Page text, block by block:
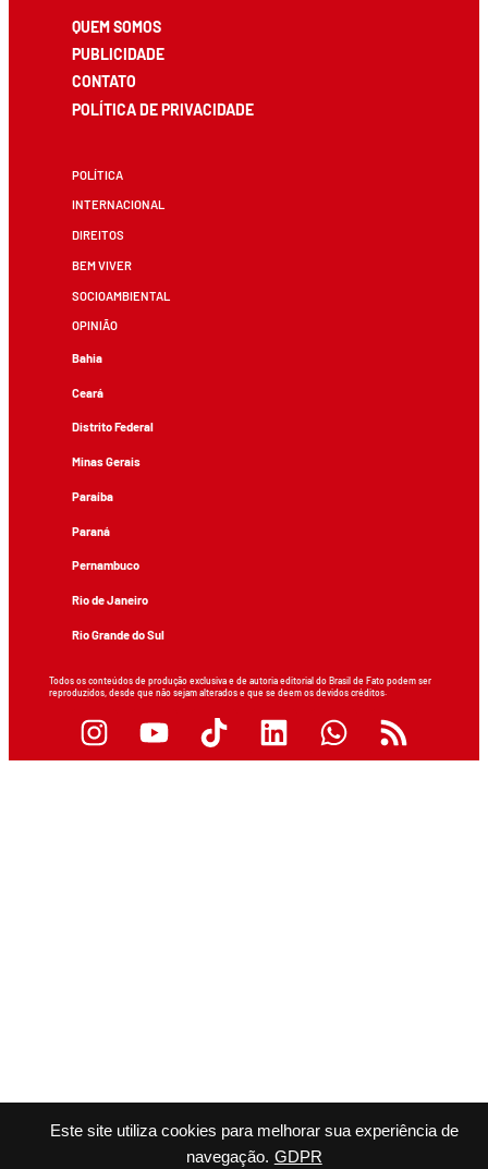
Este site utiliza cookies para melhorar sua experiência de
navegação. GDPR
QUEM SOMOS
PUBLICIDADE
CONTATO
POLÍTICA DE PRIVACIDADE
POLÍTICA
INTERNACIONAL
DIREITOS
BEM VIVER
SOCIOAMBIENTAL
OPINIÃO
Bahia
Ceará
Distrito Federal
Minas Gerais
Paraíba
Paraná
Pernambuco
Rio de Janeiro
Rio Grande do Sul
Todos os conteúdos de produção exclusiva e de autoria editorial do Brasil de Fato podem ser
reproduzidos, desde que não sejam alterados e que se deem os devidos créditos.